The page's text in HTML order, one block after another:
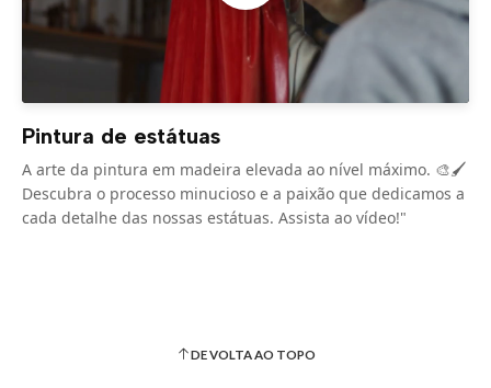
Pintura de estátuas
A arte da pintura em madeira elevada ao nível máximo. 🎨🖌️
Descubra o processo minucioso e a paixão que dedicamos a
cada detalhe das nossas estátuas. Assista ao vídeo!"
DE VOLTA AO TOPO